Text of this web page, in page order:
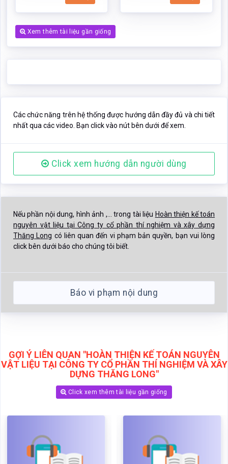
Xem thêm tài liệu gần giống
Các chức năng trên hệ thống được hướng dẫn đầy đủ và chi tiết
nhất qua các video. Bạn click vào nút bên dưới để xem.
Click xem hướng dẫn người dùng
Nếu phần nội dung, hình ảnh ,... trong tài liệu Hoàn thiện kế toán
nguyên vật liệu tại Công ty cổ phần thí nghiệm và xây dựng
Thăng Long có liên quan đến vi phạm bản quyền, bạn vui lòng
click bên dưới báo cho chúng tôi biết.
Báo vi phạm nội dung
GỢI Ý LIÊN QUAN "HOÀN THIỆN KẾ TOÁN NGUYÊN
VẬT LIỆU TẠI CÔNG TY CỔ PHẦN THÍ NGHIỆM VÀ XÂY
DỰNG THĂNG LONG"
Click xem thêm tài liệu gần giống